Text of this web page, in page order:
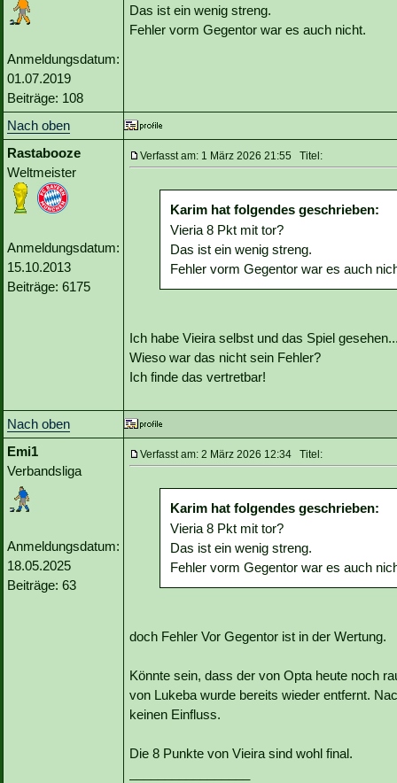
Anmeldungsdatum:
01.07.2019
Beiträge: 108
Das ist ein wenig streng.
Fehler vorm Gegentor war es auch nicht.
Nach oben
Rastabooze
Weltmeister
Anmeldungsdatum:
15.10.2013
Beiträge: 6175
Verfasst am: 1 März 2026 21:55 Titel:
Karim hat folgendes geschrieben:
Vieria 8 Pkt mit tor?
Das ist ein wenig streng.
Fehler vorm Gegentor war es auch
Ich habe Vieira selbst und das Spiel
Wieso war das nicht sein Fehler?
Ich finde das vertretbar!
Nach oben
Emi1
Verbandsliga
Anmeldungsdatum:
18.05.2025
Beiträge: 63
Verfasst am: 2 März 2026 12:34 Titel:
Karim hat folgendes geschrieben:
Vieria 8 Pkt mit tor?
Das ist ein wenig streng.
Fehler vorm Gegentor war es auch
doch Fehler Vor Gegentor ist in der Wertung.
Könnte sein, dass der von Opta heute noch
von Lukeba wurde bereits wieder entfernt.
keinen Einfluss.
Die 8 Punkte von Vieira sind wohl final.